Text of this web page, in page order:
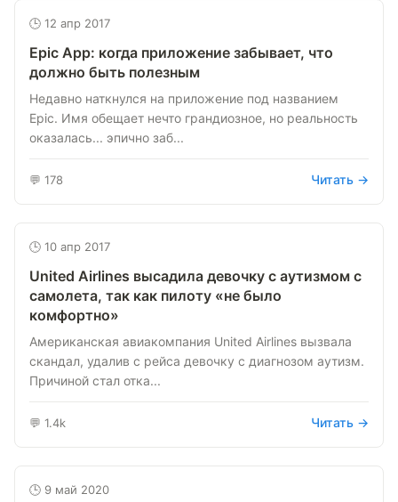
🕒 12 апр 2017
Epic App: когда приложение забывает, что
должно быть полезным
Недавно наткнулся на приложение под названием
Epic. Имя обещает нечто грандиозное, но реальность
оказалась... эпично заб...
💬 178 Читать →
🕒 10 апр 2017
United Airlines высадила девочку с аутизмом с
самолета, так как пилоту «не было
комфортно»
Американская авиакомпания United Airlines вызвала
скандал, удалив с рейса девочку с диагнозом аутизм.
Причиной стал отка...
💬 1.4k Читать →
🕒 9 май 2020